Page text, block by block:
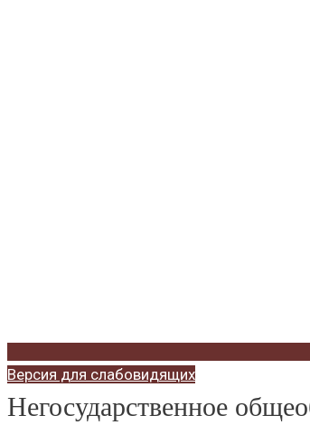
Версия для слабовидящих
Негосударственное